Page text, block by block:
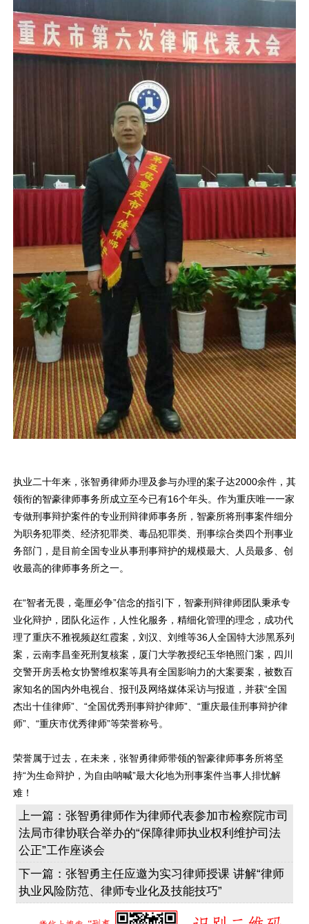
执业二十年来，张智勇律师办理及参与办理的案子达2000余件，其
领衔的智豪律师事务所成立至今已有16个年头。作为重庆唯一一家
专做刑事辩护案件的专业刑辩律师事务所，智豪所将刑事案件细分
为职务犯罪类、经济犯罪类、毒品犯罪类、刑事综合类四个刑事业
务部门，是目前全国专业从事刑事辩护的规模最大、人员最多、创
收最高的律师事务所之一。
在“智者无畏，毫厘必争”信念的指引下，智豪刑辩律师团队秉承专
业化辩护，团队化运作，人性化服务，精细化管理的理念，成功代
理了重庆不雅视频赵红霞案，刘汉、刘维等36人全国特大涉黑系列
案，云南李昌奎死刑复核案，厦门大学教授纪玉华艳照门案，四川
交警开房丢枪女协警维权案等具有全国影响力的大案要案，被数百
家知名的国内外电视台、报刊及网络媒体采访与报道，并获“全国
杰出十佳律师”、“全国优秀刑事辩护律师”、“重庆最佳刑事辩护律
师”、“重庆市优秀律师”等荣誉称号。
荣誉属于过去，在未来，张智勇律师带领的智豪律师事务所将坚
持“为生命辩护，为自由呐喊”最大化地为刑事案件当事人排忧解
难！
上一篇：张智勇律师作为律师代表参加市检察院市司
法局市律协联合举办的“保障律师执业权利维护司法
公正”工作座谈会
下一篇：张智勇主任应邀为实习律师授课 讲解“律师
执业风险防范、律师专业化及技能技巧”